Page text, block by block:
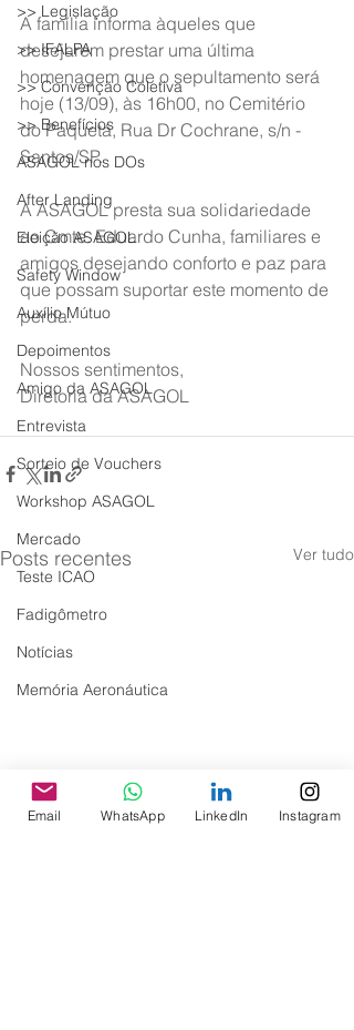
>> Legislação
>> IFALPA
>> Convenção Coletiva
>> Benefícios
ASAGOL nos DOs
After Landing
Eleição ASAGOL
Safety Window
Auxílio Mútuo
Depoimentos
Amigo da ASAGOL
Entrevista
Sorteio de Vouchers
Workshop ASAGOL
Mercado
Teste ICAO
Fadigômetro
Notícias
Memória Aeronáutica
A família informa àqueles que
desejarem prestar uma última
homenagem que o sepultamento será
hoje (13/09), às 16h00, no Cemitério
do Paquetá, Rua Dr Cochrane, s/n -
Santos/SP.
A ASAGOL presta sua solidariedade
ao Cmte. Eduardo Cunha, familiares e
amigos desejando conforto e paz para
que possam suportar este momento de
perda.
Nossos sentimentos,
Diretoria da ASAGOL
Posts recentes Ver tudo
Email WhatsApp LinkedIn Instagram